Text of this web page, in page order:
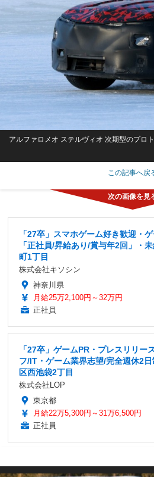
アルファロメオ ステルヴィオ 次期型のプロ
この記事へ戻
「27卒」スマホゲーム好き歓迎・
「正社員/昇給あり/賞与年2回」・
町1丁目
株式会社キソシン
神奈川県
月給25万2,100円～32万円
正社員
「27卒」ゲームPR・プレスリリー
フ/IT・ゲーム業界志望/完全週休2
区西池袋2丁目
株式会社LOP
東京都
月給22万5,300円～31万6,500円
正社員